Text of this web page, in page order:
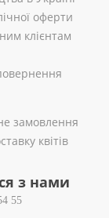
оферти
клієнтам
замовлення
квітів
з нами
55